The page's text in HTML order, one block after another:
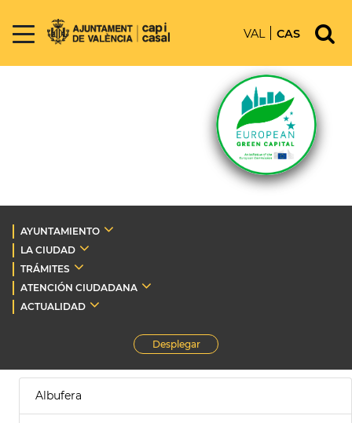
VAL CAS
AYUNTAMIENTO
LA CIUDAD
TRÁMITES
ATENCIÓN CIUDADANA
ACTUALIDAD
Desplegar
Albufera